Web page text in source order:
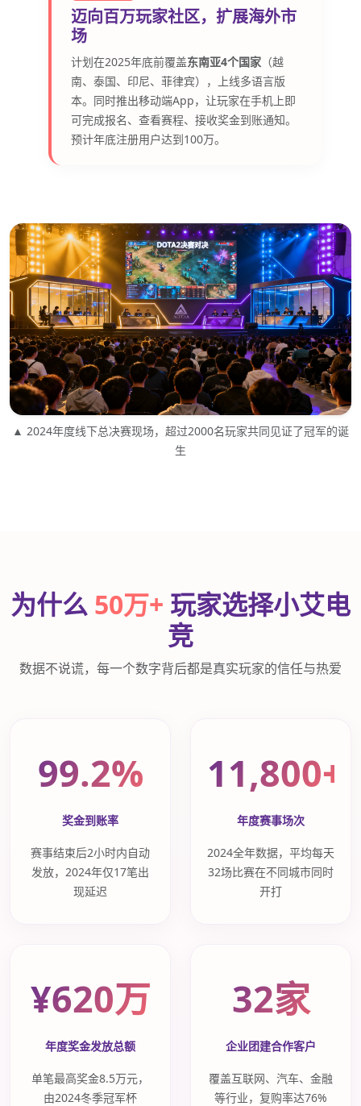
迈向百万玩家社区，扩展海外市
场
计划在2025年底前覆盖东南亚4个国家 （越
南、泰国、印尼、菲律宾），上线多语言版
本。同时推出移动端App，让玩家在手机上即
可完成报名、查看赛程、接收奖金到账通知。
预计年底注册用户达到100万。
▲ 2024年度线下总决赛现场，超过2000名玩家共同见证了冠军的诞
生
为什么 50万+ 玩家选择小艾电
竞
数据不说谎，每一个数字背后都是真实玩家的信任与热爱
99.2%
奖金到账率
赛事结束后2小时内自动
发放，2024年仅17笔出
现延迟
11,800+
年度赛事场次
2024全年数据，平均每天
32场比赛在不同城市同时
开打
¥620万
年度奖金发放总额
单笔最高奖金8.5万元，
由2024冬季冠军杯
32家
企业团建合作客户
覆盖互联网、汽车、金融
等行业，复购率达76%